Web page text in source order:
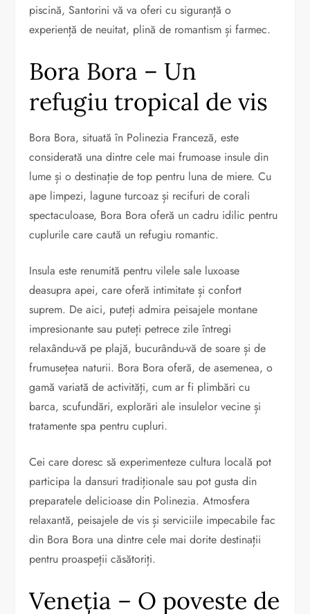
piscină, Santorini vă va oferi cu siguranță o
experiență de neuitat, plină de romantism și farmec.
Bora Bora – Un
refugiu tropical de vis
Bora Bora, situată în Polinezia Franceză, este
considerată una dintre cele mai frumoase insule din
lume și o destinație de top pentru luna de miere. Cu
ape limpezi, lagune turcoaz și recifuri de corali
spectaculoase, Bora Bora oferă un cadru idilic pentru
cuplurile care caută un refugiu romantic.
Insula este renumită pentru vilele sale luxoase
deasupra apei, care oferă intimitate și confort
suprem. De aici, puteți admira peisajele montane
impresionante sau puteți petrece zile întregi
relaxându-vă pe plajă, bucurându-vă de soare și de
frumusețea naturii. Bora Bora oferă, de asemenea, o
gamă variată de activități, cum ar fi plimbări cu
barca, scufundări, explorări ale insulelor vecine și
tratamente spa pentru cupluri.
Cei care doresc să experimenteze cultura locală pot
participa la dansuri tradiționale sau pot gusta din
preparatele delicioase din Polinezia. Atmosfera
relaxantă, peisajele de vis și serviciile impecabile fac
din Bora Bora una dintre cele mai dorite destinații
pentru proaspeții căsătoriți.
Veneția – O poveste de